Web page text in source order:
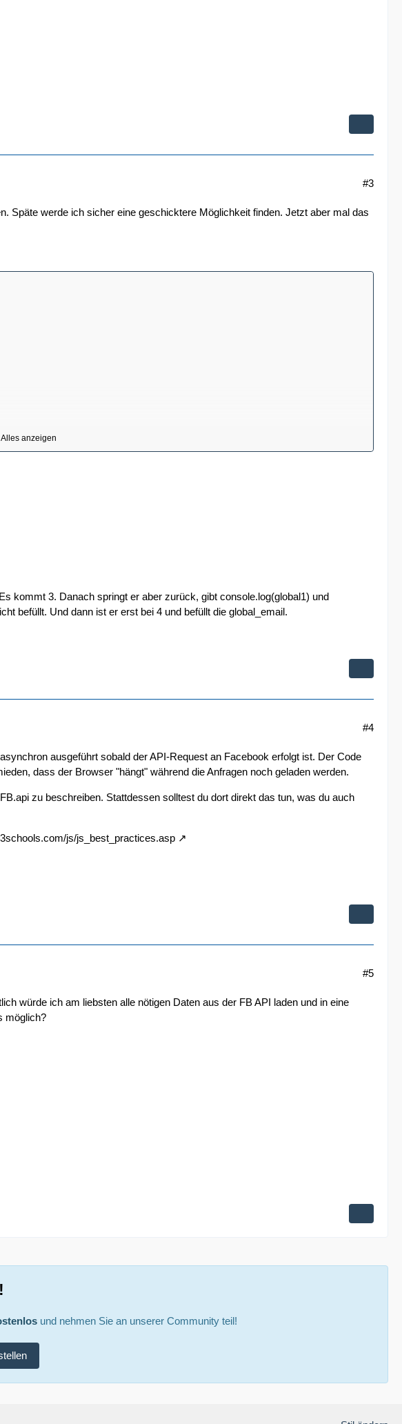
#3
Späte werde ich sicher eine geschicktere Möglichkeit finden. Jetzt aber mal das
Alles anzeigen
kommt 3. Danach springt er aber zurück, gibt console.log(global1) und
befüllt. Und dann ist er erst bei 4 und befüllt die global_email.
#4
ausgeführt sobald der API-Request an Facebook erfolgt ist. Der Code
dass der Browser "hängt" während die Anfragen noch geladen werden.
zu beschreiben. Stattdessen solltest du dort direkt das tun, was du auch
js/js_best_practices.asp
#5
würde ich am liebsten alle nötigen Daten aus der FB API laden und in eine
möglich?
und nehmen Sie an unserer Community teil!